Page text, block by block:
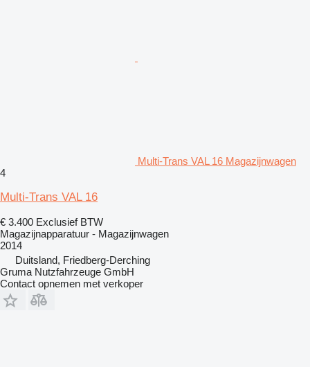
Multi-Trans VAL 16 Magazijnwagen
4
Multi-Trans VAL 16
€ 3.400 Exclusief BTW
Magazijnapparatuur - Magazijnwagen
2014
Duitsland, Friedberg-Derching
Gruma Nutzfahrzeuge GmbH
Contact opnemen met verkoper